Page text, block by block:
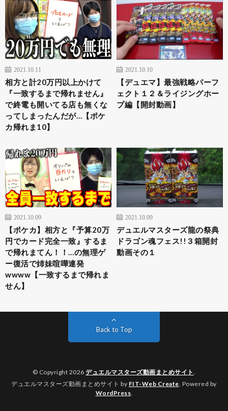
2021.10.11
相方と計20万円以上かけて
『一致するまで帰れません』
で終電も開いてる店も無くな
ってしまったんだが…【ポケ
カ帰れま10】
2021.10.10
【デュエマ】最強戦略パーフ
ェクト１２＆ライジングホー
プ編【開封動画】
2021.10.09
【ポケカ】相方と『予算20万
円でカード完全一致』するま
で帰れまてん！！…の無理ゲ
ー復活で姉妹喧嘩連発
wwww【一致するまで帰れま
せん】
2021.10.09
デュエルマスターズ龍の祭典
ドラゴン魂フェス!!３箱開封
動画その１
Back to Top
© Copyright 2026デュエルマスターズ動画まとめサイト .
デュエルマスターズ動画まとめサイト by FIT-Web Create. Powered by
WordPress.